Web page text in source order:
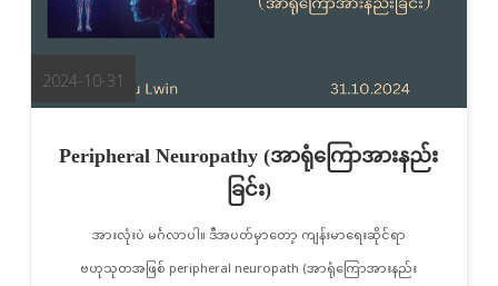
2024-10-31
Peripheral Neuropathy (အာရုံကြောအားနည်း
ခြင်း)
အားလုံးပဲ မင်္ဂလာပါ။ ဒီအပတ်မှာတော့ ကျန်းမာရေးဆိုင်ရာ
ဗဟုသုတအဖြစ် peripheral neuropath (အာရုံကြောအားနည်း